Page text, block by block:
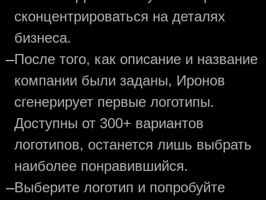
сконцентрироваться на деталях
бизнеса.
—После того, как описание и название
компании были заданы, Иронов
сгенерирует первые логотипы.
Доступны от 300+ вариантов
логотипов, останется лишь выбрать
наиболее понравившийся.
—Выберите логотип и попробуйте